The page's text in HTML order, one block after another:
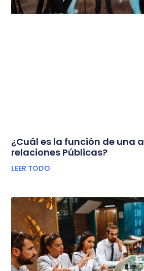
¿Cuál es la función de una
relaciones Públicas?
LEER TODO